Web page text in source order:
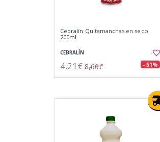
Cebralín Quitamanchas en seco
200ml
CEBRALÍN
4,21€ 8,60€ - 51%